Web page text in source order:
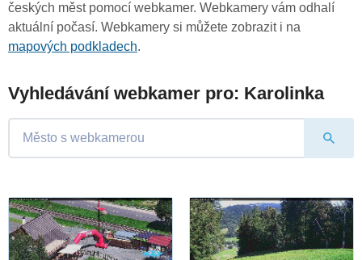
českých měst pomocí webkamer. Webkamery vám odhalí
aktuální počasí. Webkamery si můžete zobrazit i na
mapových podkladech.
Vyhledávání webkamer pro: Karolinka